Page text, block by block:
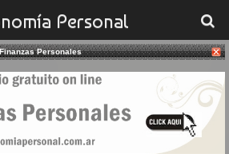
Personal
14/12/2021
Un Networker?
Ibañez Padilla
Personales